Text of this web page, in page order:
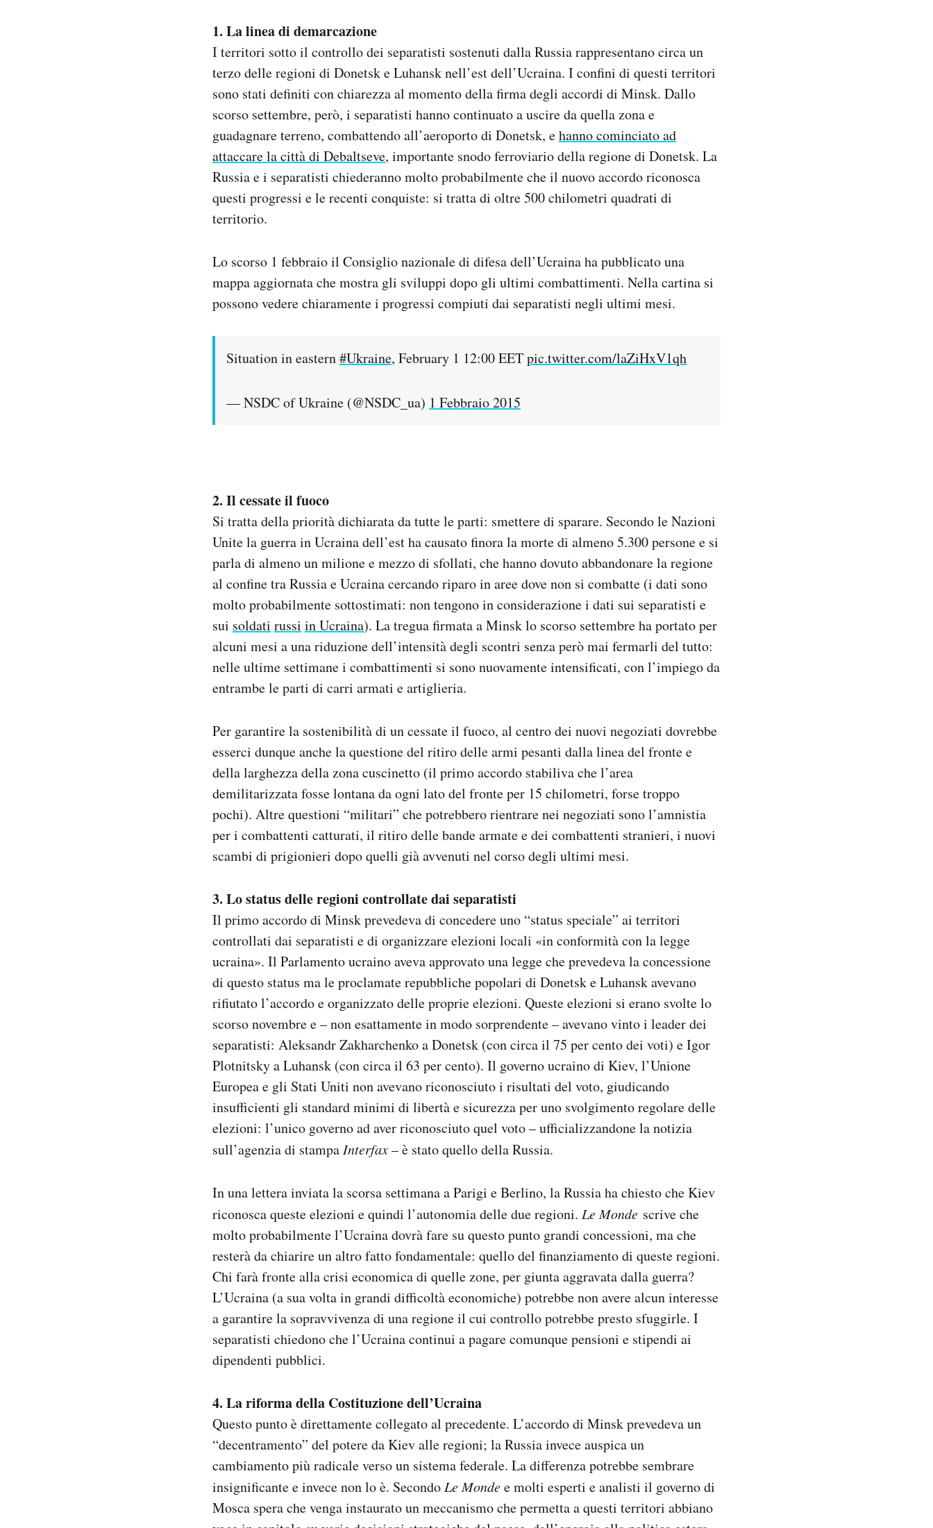
1. La linea di demarcazione
I territori sotto il controllo dei separatisti sostenuti dalla Russia rappresentano circa un
terzo delle regioni di Donetsk e Luhansk nell’est dell’Ucraina. I confini di questi territori
sono stati definiti con chiarezza al momento della firma degli accordi di Minsk. Dallo
scorso settembre, però, i separatisti hanno continuato a uscire da quella zona e
guadagnare terreno, combattendo all’aeroporto di Donetsk, ehanno cominciato ad
attaccare la città di Debaltseve, importante snodo ferroviario della regione di Donetsk. La
Russia e i separatisti chiederanno molto probabilmente che il nuovo accordo riconosca
questi progressi e le recenti conquiste: si tratta di oltre 500 chilometri quadrati di
territorio.
Lo scorso 1 febbraio il Consiglio nazionale di difesa dell’Ucraina ha pubblicato una
mappa aggiornata che mostra gli sviluppi dopo gli ultimi combattimenti. Nella cartina si
possono vedere chiaramente i progressi compiuti dai separatisti negli ultimi mesi.
Situation in eastern#Ukraine, February 1 12:00 EETpic.twitter.com/laZiHxV1qh
— NSDC of Ukraine (@NSDC_ua) 1 Febbraio 2015
2. Il cessate il fuoco
Si tratta della priorità dichiarata da tutte le parti: smettere di sparare. Secondo le Nazioni
Unite la guerra in Ucraina dell’est ha causato finora la morte di almeno 5.300 persone e si
parla di almeno un milione e mezzo di sfollati, che hanno dovuto abbandonare la regione
al confine tra Russia e Ucraina cercando riparo in aree dove non si combatte (i dati sono
molto probabilmente sottostimati: non tengono in considerazione i dati sui separatisti e
sui soldati russi in Ucraina). La tregua firmata a Minsk lo scorso settembre ha portato per
alcuni mesi a una riduzione dell’intensità degli scontri senza però mai fermarli del tutto:
nelle ultime settimane i combattimenti si sono nuovamente intensificati, con l’impiego da
entrambe le parti di carri armati e artiglieria.
Per garantire la sostenibilità di un cessate il fuoco, al centro dei nuovi negoziati dovrebbe
esserci dunque anche la questione del ritiro delle armi pesanti dalla linea del fronte e
della larghezza della zona cuscinetto (il primo accordo stabiliva che l’area
demilitarizzata fosse lontana da ogni lato del fronte per 15 chilometri, forse troppo
pochi). Altre questioni “militari” che potrebbero rientrare nei negoziati sono l’amnistia
per i combattenti catturati, il ritiro delle bande armate e dei combattenti stranieri, i nuovi
scambi di prigionieri dopo quelli già avvenuti nel corso degli ultimi mesi.
3. Lo status delle regioni controllate dai separatisti
Il primo accordo di Minsk prevedeva di concedere uno “status speciale” ai territori
controllati dai separatisti e di organizzare elezioni locali «in conformità con la legge
ucraina». Il Parlamento ucraino aveva approvato una legge che prevedeva la concessione
di questo status ma le proclamate repubbliche popolari di Donetsk e Luhansk avevano
rifiutato l’accordo e organizzato delle proprie elezioni. Queste elezioni si erano svolte lo
scorso novembre e – non esattamente in modo sorprendente – avevano vinto i leader dei
separatisti: Aleksandr Zakharchenko a Donetsk (con circa il 75 per cento dei voti) e Igor
Plotnitsky a Luhansk (con circa il 63 per cento). Il governo ucraino di Kiev, l’Unione
Europea e gli Stati Uniti non avevano riconosciuto i risultati del voto, giudicando
insufficienti gli standard minimi di libertà e sicurezza per uno svolgimento regolare delle
elezioni: l’unico governo ad aver riconosciuto quel voto – ufficializzandone la notizia
sull’agenzia di stampa Interfax– è stato quello della Russia.
In una lettera inviata la scorsa settimana a Parigi e Berlino, la Russia ha chiesto che Kiev
riconosca queste elezioni e quindi l’autonomia delle due regioni. Le Monde scrive che
molto probabilmente l’Ucraina dovrà fare su questo punto grandi concessioni, ma che
resterà da chiarire un altro fatto fondamentale: quello del finanziamento di queste regioni.
Chi farà fronte alla crisi economica di quelle zone, per giunta aggravata dalla guerra?
L’Ucraina (a sua volta in grandi difficoltà economiche) potrebbe non avere alcun interesse
a garantire la sopravvivenza di una regione il cui controllo potrebbe presto sfuggirle. I
separatisti chiedono che l’Ucraina continui a pagare comunque pensioni e stipendi ai
dipendenti pubblici.
4. La riforma della Costituzione dell’Ucraina
Questo punto è direttamente collegato al precedente. L’accordo di Minsk prevedeva un
“decentramento” del potere da Kiev alle regioni; la Russia invece auspica un
cambiamento più radicale verso un sistema federale. La differenza potrebbe sembrare
insignificante e invece non lo è. Secondo Le Mondee molti esperti e analisti il governo di
Mosca spera che venga instaurato un meccanismo che permetta a questi territori abbiano